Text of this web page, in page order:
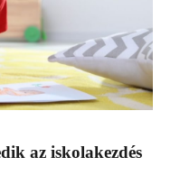
az iskolakezdés